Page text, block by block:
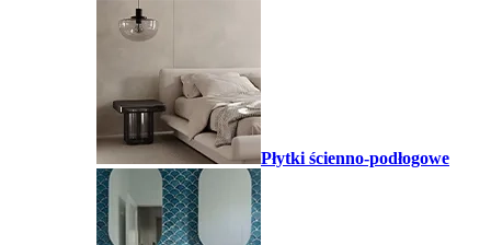
Płytki ścienno-podłogowe